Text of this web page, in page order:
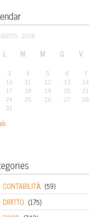
2026
L M M G V
3
4 5 6 7
10
11 12 13 14
17
18 19 20 21
24
25 26 27 28
31
CONTABILITÀ (59)
DIRITTO (175)